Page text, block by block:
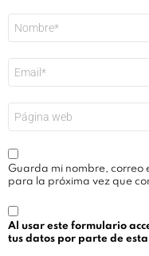
electrónico
*
Guarda mi nombre, correo
para la próxima vez que
Al usar este formulario
tus datos por parte de